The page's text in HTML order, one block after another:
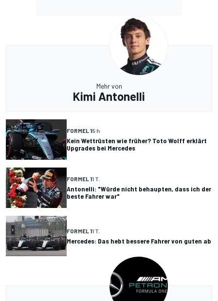
Mehr von
Kimi Antonelli
FORMEL 15 h
Kein Wettrüsten wie früher? Toto Wolff erklärt
Upgrades bei Mercedes
FORMEL 11 T.
Antonelli: "Würde nicht behaupten, dass ich der
beste Fahrer war"
FORMEL 11 T.
Mercedes: Das hebt bessere Fahrer von guten ab